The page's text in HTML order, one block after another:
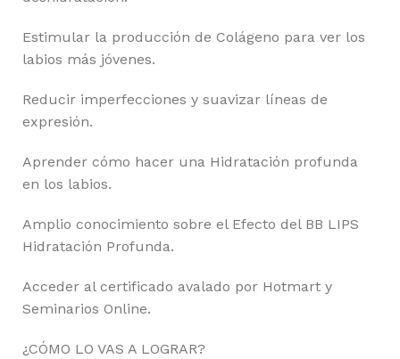
Estimular la producción de Colágeno para ver los
labios más jóvenes.
Reducir imperfecciones y suavizar líneas de
expresión.
Aprender cómo hacer una Hidratación profunda
en los labios.
Amplio conocimiento sobre el Efecto del BB LIPS
Hidratación Profunda.
Acceder al certificado avalado por Hotmart y
Seminarios Online.
¿CÓMO LO VAS A LOGRAR?